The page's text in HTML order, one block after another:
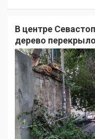
В центре
дерево